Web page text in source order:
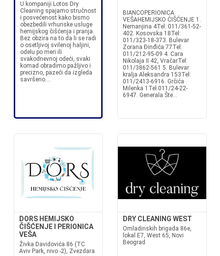
U kompaniji Lotos Dry
Cleaning spajamo stručnost
i posvećenost kako bismo
obezbedili vrhunske usluge
hemijskog čišćenja i pranja.
Bez obzira na to da li se radi
o osetljivoj svilenoj haljini,
odelu po meri ili
svakodnevnoj odeći, svaki
komad obradimo pažljivo i
precizno, pazeći da izgleda
savršeno....
BIANCOPERIONICA
VEŠAHEMIJSKO ČIŠĆENJE 1.
Nemanjina 4Tel: 011/361-52-
402. Kosovska 18Tel:
011/323-18-373. Bulevar
Zorana Đinđića 77Tel:
011/212-95-09 4. Cara
Nikolaja II 42, VračarTel:
011/3862-561 5. Bulevar
kralja Aleksandra 153Tel:
011/2413-6916. Grčića
Milenka 1Tel:011/24-22-
6947. Generala Šte...
DORS HEMIJSKO
ČIŠĆENJE I PERIONICA
VEŠA
Živka Davidovića 86 (TC
Aviv Park, nivo -2), Zvezdara
DRY CLEANING WEST
Omladinskih brigada 86e,
lokal E7, West 65, Novi
Beograd